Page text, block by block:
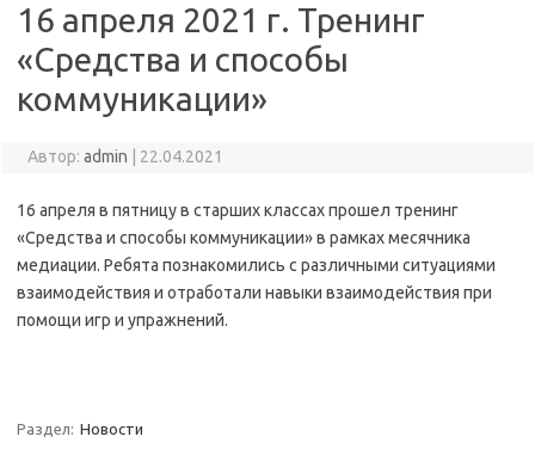
16 апреля 2021 г. Тренинг
«Средства и способы
коммуникации»
Автор: admin 22.04.2021
16 апреля в пятницу в старших классах прошел тренинг
«Средства и способы коммуникации» в рамках месячника
медиации. Ребята познакомились с различными ситуациями
взаимодействия и отработали навыки взаимодействия при
помощи игр и упражнений.
Раздел: Новости